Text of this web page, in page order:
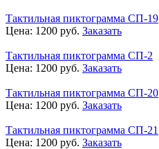
Тактильная пиктограмма СП-19
Цена: 1200 руб. Заказать
Тактильная пиктограмма СП-2
Цена: 1200 руб. Заказать
Тактильная пиктограмма СП-20
Цена: 1200 руб. Заказать
Тактильная пиктограмма СП-21
Цена: 1200 руб. Заказать